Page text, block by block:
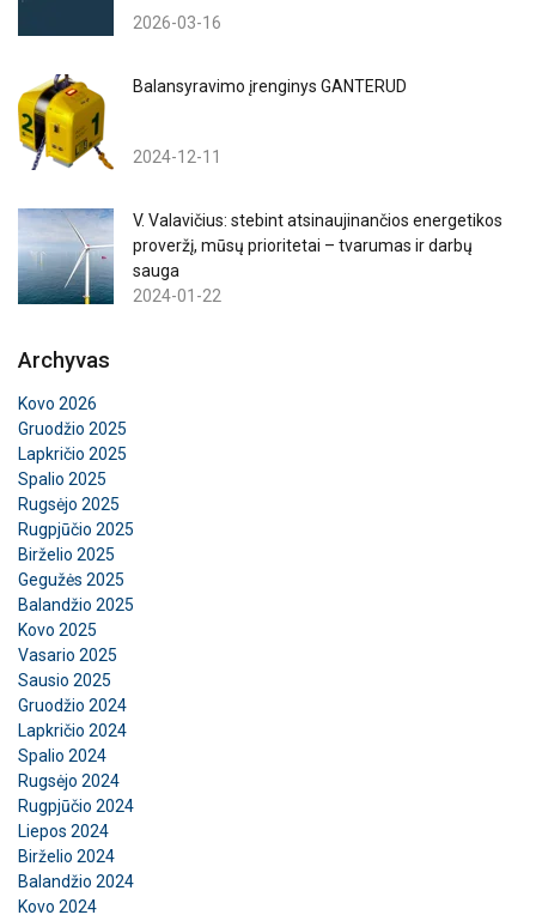
2026-03-16
Balansyravimo įrenginys GANTERUD
2024-12-11
V. Valavičius: stebint atsinaujinančios energetikos
proveržį, mūsų prioritetai – tvarumas ir darbų
sauga
2024-01-22
Archyvas
Kovo 2026
Gruodžio 2025
Lapkričio 2025
Spalio 2025
Rugsėjo 2025
Rugpjūčio 2025
Birželio 2025
Gegužės 2025
Balandžio 2025
Kovo 2025
Vasario 2025
Sausio 2025
Gruodžio 2024
Lapkričio 2024
Spalio 2024
Rugsėjo 2024
Rugpjūčio 2024
Liepos 2024
Birželio 2024
Balandžio 2024
Kovo 2024